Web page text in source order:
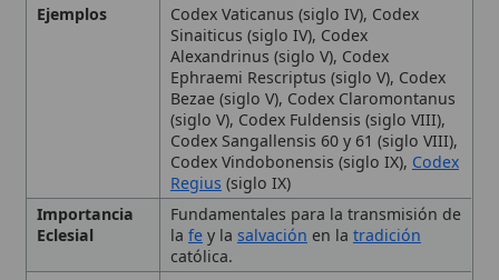
Codex Sangallensis 60 y 61 (siglo VIII),
Codex Vindobonensis (siglo IX),
Regius(siglo IX)
Fundamentales para la transmisión de
fey la salvación en latradición
católica.
Fuente primaria para entender la
evolución doctrinal, litúrgica y social
de laIglesia.
Influencia
Ha permitido la reconstrucción de
textos originales y ha influido en la
teología, la liturgia y la historia
eclesial.